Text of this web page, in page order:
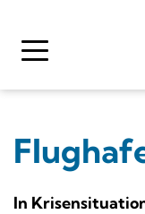
springen
In